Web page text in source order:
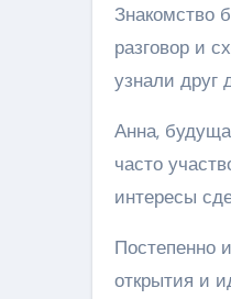
Знакомство
разговор и
узнали друг
Анна,
часто
интересы
Постепенно
открытия и